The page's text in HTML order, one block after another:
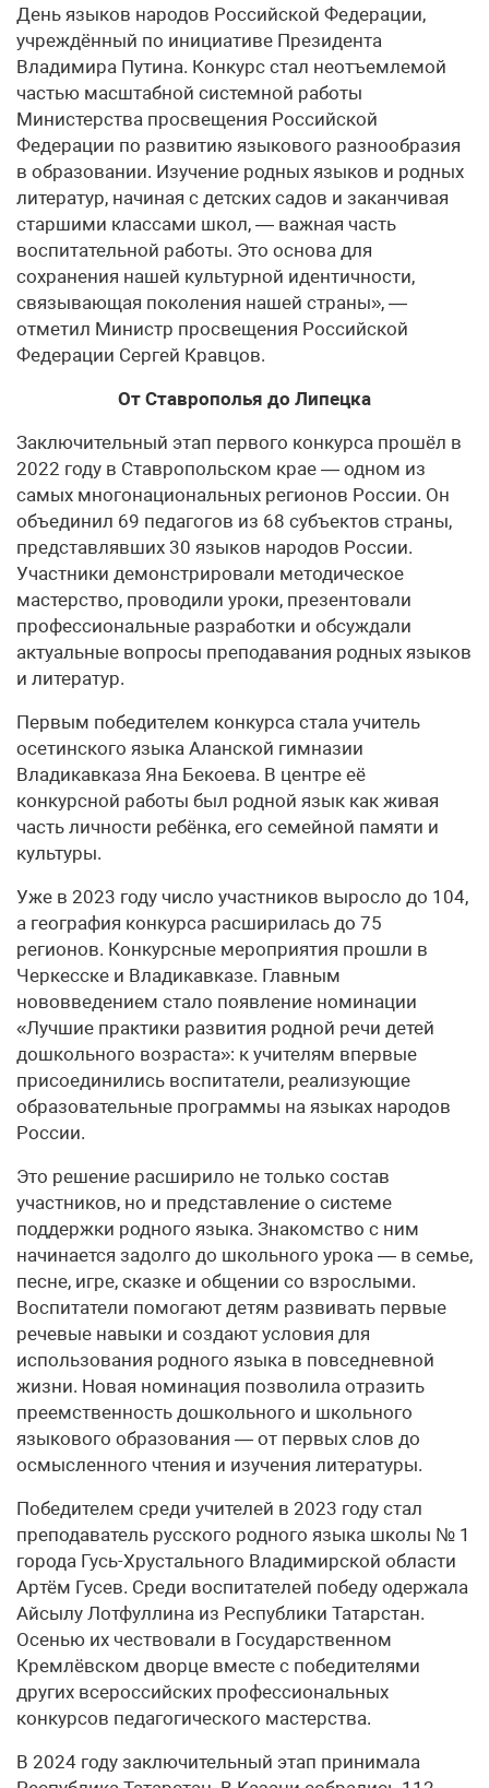
День языков народов Российской Федерации,
учреждённый по инициативе Президента
Владимира Путина. Конкурс стал неотъемлемой
частью масштабной системной работы
Министерства просвещения Российской
Федерации по развитию языкового разнообразия
в образовании. Изучение родных языков и родных
литератур, начиная с детских садов и заканчивая
старшими классами школ, — важная часть
воспитательной работы. Это основа для
сохранения нашей культурной идентичности,
связывающая поколения нашей страны», —
отметил Министр просвещения Российской
Федерации Сергей Кравцов.
От Ставрополья до Липецка
Заключительный этап первого конкурса прошёл в
2022 году в Ставропольском крае — одном из
самых многонациональных регионов России. Он
объединил 69 педагогов из 68 субъектов страны,
представлявших 30 языков народов России.
Участники демонстрировали методическое
мастерство, проводили уроки, презентовали
профессиональные разработки и обсуждали
актуальные вопросы преподавания родных языков
и литератур.
Первым победителем конкурса стала учитель
осетинского языка Аланской гимназии
Владикавказа Яна Бекоева. В центре её
конкурсной работы был родной язык как живая
часть личности ребёнка, его семейной памяти и
культуры.
Уже в 2023 году число участников выросло до 104,
а география конкурса расширилась до 75
регионов. Конкурсные мероприятия прошли в
Черкесске и Владикавказе. Главным
нововведением стало появление номинации
«Лучшие практики развития родной речи детей
дошкольного возраста»: к учителям впервые
присоединились воспитатели, реализующие
образовательные программы на языках народов
России.
Это решение расширило не только состав
участников, но и представление о системе
поддержки родного языка. Знакомство с ним
начинается задолго до школьного урока — в семье,
песне, игре, сказке и общении со взрослыми.
Воспитатели помогают детям развивать первые
речевые навыки и создают условия для
использования родного языка в повседневной
жизни. Новая номинация позволила отразить
преемственность дошкольного и школьного
языкового образования — от первых слов до
осмысленного чтения и изучения литературы.
Победителем среди учителей в 2023 году стал
преподаватель русского родного языка школы № 1
города Гусь-Хрустального Владимирской области
Артём Гусев. Среди воспитателей победу одержала
Айсылу Лотфуллина из Республики Татарстан.
Осенью их чествовали в Государственном
Кремлёвском дворце вместе с победителями
других всероссийских профессиональных
конкурсов педагогического мастерства.
В 2024 году заключительный этап принимала